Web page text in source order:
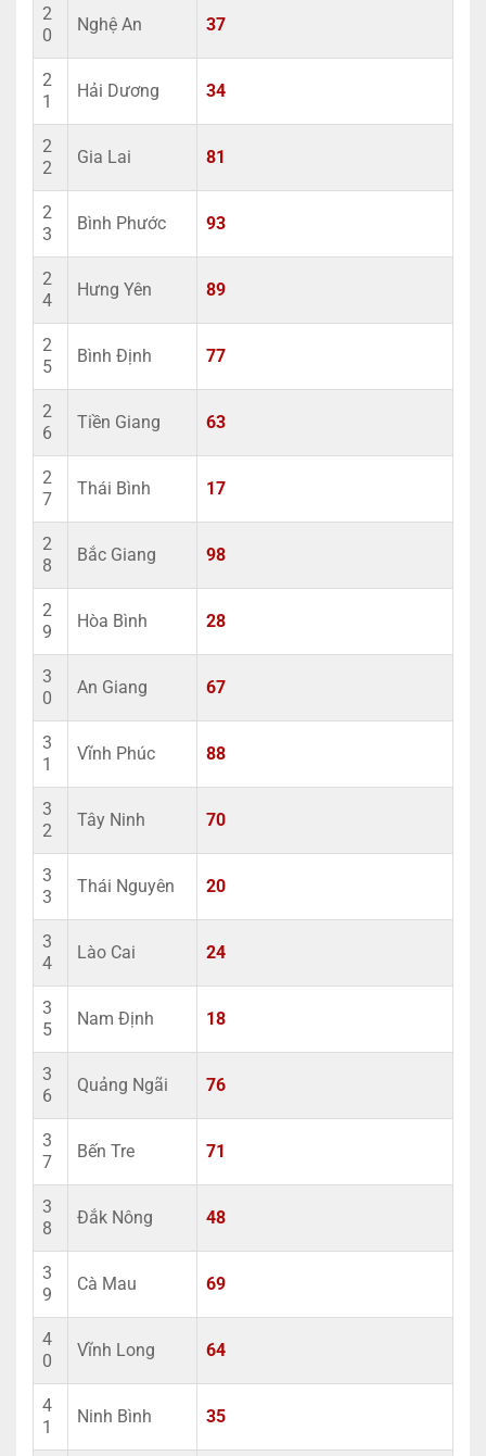
2
0
Nghệ An 37
2
1
Hải Dương 34
2
2
Gia Lai 81
2
3
Bình Phước 93
2
4
Hưng Yên 89
2
5
Bình Định 77
2
6
Tiền Giang 63
2
7
Thái Bình 17
2
8
Bắc Giang 98
2
9
Hòa Bình 28
3
0
An Giang 67
3
1
Vĩnh Phúc 88
3
2
Tây Ninh 70
3
3
Thái Nguyên 20
3
4
Lào Cai 24
3
5
Nam Định 18
3
6
Quảng Ngãi 76
3
7
Bến Tre 71
3
8
Đắk Nông 48
3
9
Cà Mau 69
4
0
Vĩnh Long 64
4
1
Ninh Bình 35